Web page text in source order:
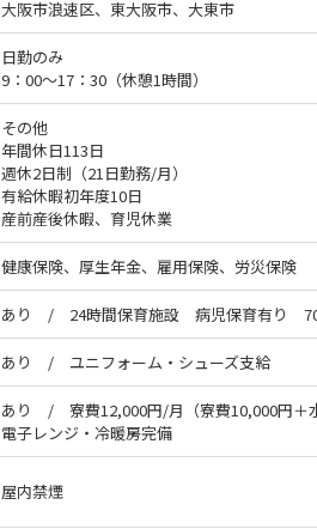
大阪市浪速区、東大阪市、大東市
日勤のみ
9：00～17：30（休憩1時間）
その他
年間休日113日
週休2日制（21日勤務/月）
有給休暇初年度10日
産前産後休暇、育児休業
健康保険、厚生年金、雇用保険、労災保険
あり / 24時間保育施設 病児保育有り
あり / ユニフォーム・シューズ支給
あり / 寮費12,000円/月（寮費10,000円＋
電子レンジ・冷暖房完備
屋内禁煙